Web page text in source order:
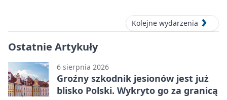
Kolejne wydarzenia
Ostatnie Artykuły
6 sierpnia 2026
Groźny szkodnik jesionów jest już
blisko Polski. Wykryto go za granicą